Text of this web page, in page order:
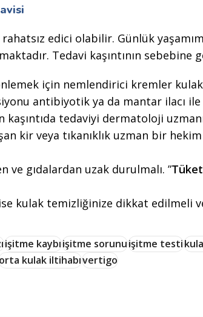
edici olabilir. Günlük
Tedavi kaşıntının
için nemlendirici kremler
antibiyotik ya da mantar ilacı
kaşıntıda tedaviyi dermatoloji
kir veya tıkanıklık uzman bir
ve gıdalardan uzak durulmalı. ”
kulak temizliğinize dikkat edilmeli ve
işitme kaybıişitme sorunuişitme testi
kulak iltihabıvertigo